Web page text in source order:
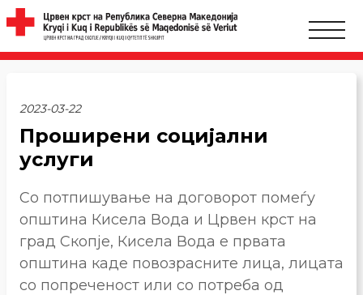
2023-03-22
Проширени социјални
услуги
Со потпишување на договорот помеѓу
општина Кисела Вода и Црвен крст на
град Скопје, Кисела Вода е првата
општина каде повозрасните лица, лицата
со попреченост или со потреба од